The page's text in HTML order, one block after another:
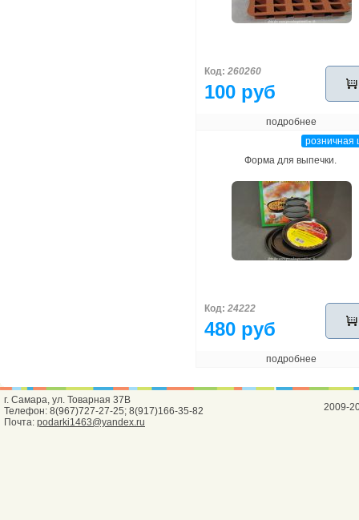
Код: 260260
100 руб
подробнее
розничная
Форма для выпечки.
Код: 24222
480 руб
подробнее
г. Самара, ул. Товарная 37В
Телефон: 8(967)727-27-25; 8(917)166-35-82
Почта: podarki1463@yandex.ru
2009-